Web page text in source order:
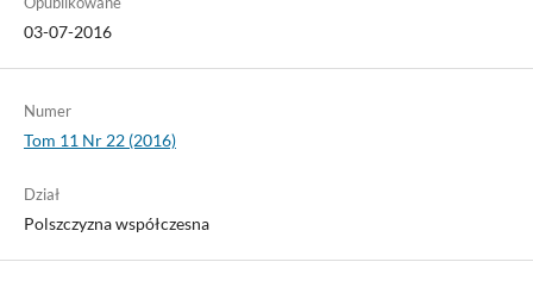
03-07-2016
Numer
Tom 11 Nr 22 (2016)
Dział
Polszczyzna współczesna